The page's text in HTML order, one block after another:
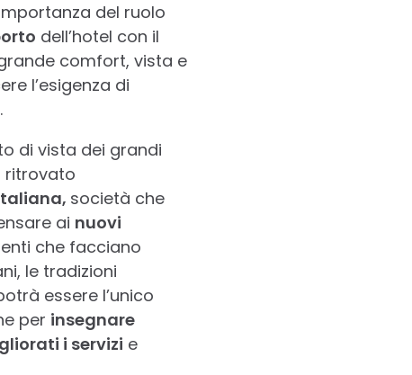
del ruolo
dell’hotel con il
comfort, vista e
l’esigenza di
di vista dei grandi
ritrovato
società che
ai nuovi
che facciano
le tradizioni
essere l’unico
per insegnare
i servizi e